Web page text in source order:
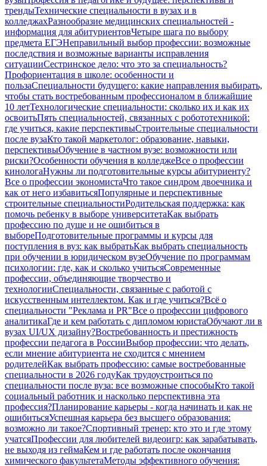
трендыТехнические специальности в вузах и в
колледжахРазнообразие медицинских специальностей -
информация для абитуриентовЧетыре шага по выбору
предмета ЕГЭНеправильный выбор профессии: возможные
последствия и возможные варианты исправления
ситуацииСестринское дело: что это за специальность?
Профориентация в школе: особенности и
пользаСпециальности будущего: какие направления выбирать,
чтобы стать востребованным профессионалом в ближайшие
10 летТехнологические специальности: сколько их и как их
освоитьПять специальностей, связанных с робототехникой:
где учиться, какие перспективыСтроительные специальности
после вузаКто такой маркетолог: образование, навыки,
перспективыОбучение в частном вузе: возможности или
риски?Особенности обучения в колледжеВсе о профессии
кинологаНужны ли подготовительные курсы абитуриенту?
Все о профессии экономистаЧто такое синдром двоечника и
как от него избавитьсяПопулярные и перспективные
строительные специальностиРодительская поддержка: как
помочь ребенку в выборе университетаКак выбрать
профессию по душе и не ошибиться в
выбореПодготовительные программы и курсы для
поступления в вуз: как выбратьКак выбрать специальность
при обучении в юридическом вузеОбучение по программам
психологии: где, как и сколько учитьсяСовременные
профессии, объединяющие творчество и
технологииСпециальности, связанные с работой с
искусственным интеллектом. Как и где учиться?Всё о
специальности "Реклама и PR"Все о профессии цифрового
аналитикаГде и кем работать с дипломом юристаОбучают ли в
вузах UI/UX дизайну?Востребованность и престижность
профессии педагога в РоссииВыбор профессии: что делать,
если мнение абитуриента не сходится с мнением
родителейКак выбрать профессию: самые востребованные
специальности в 2026 годуКак трудоустроиться по
специальности после вуза: все возможные способыКто такой
социальный работник и насколько перспективна эта
профессия?Планирование карьеры - когда начинать и как не
ошибитьсяУспешная карьера без высшего образования:
возможно ли такое?Спортивный тренер: кто это и где этому
учатсяПрофессии для любителей видеоигр: как зарабатывать,
не выходя из геймаКем и где работать после окончания
химического факультетаМетоды эффективного обучения: